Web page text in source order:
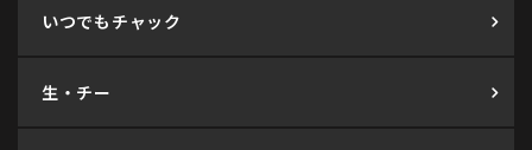
いつでもチャック
生・チー